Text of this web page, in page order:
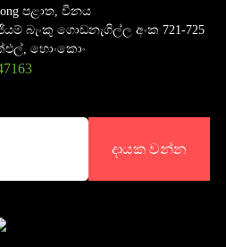
පළාත, චීනය
බැංකු ගොඩනැගිල්ල අංක 721-725
හොංකොං
දායක වන්න